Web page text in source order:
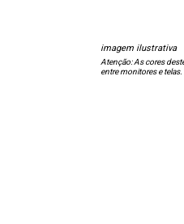
imagem ilustrativa
Atenção: As cores
entre monitores e telas.